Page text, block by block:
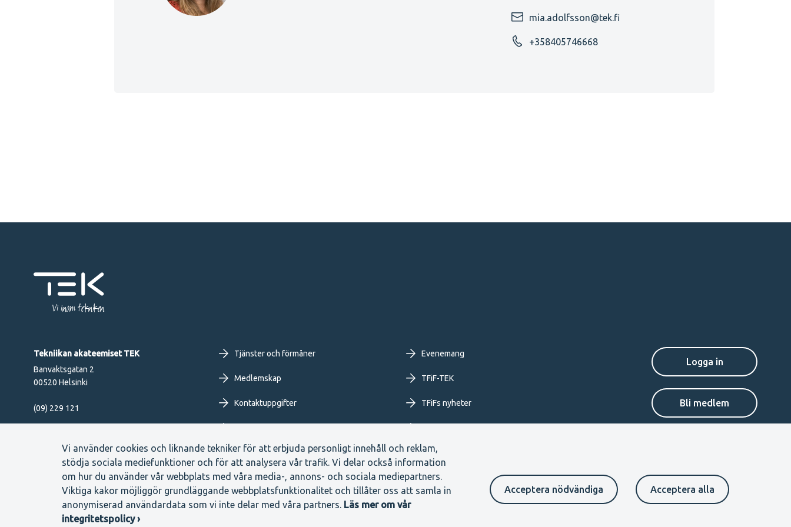
Vi använder cookies och liknande tekniker för att erbjuda personligt innehåll och reklam,
stödja sociala mediefunktioner och för att analysera vår trafik. Vi delar också information
om hur du använder vår webbplats med våra media-, annons- och sociala mediepartners.
Viktiga kakor möjliggör grundläggande webbplatsfunktionalitet och tillåter oss att samla in
anonymiserad användardata som vi inte delar med våra partners. Läs mer om vår
integritetspolicy ›
Acceptera nödvändiga Acceptera alla
mia.adolfsson@tek.fi
+358405746668
Vi inom tekniken
Tekniikan akateemiset TEK
Banvaktsgatan 2
00520 Helsinki
(09) 229 121
Footer
primary
menu
SV
Tjänster och förmåner
Medlemskap
Kontaktuppgifter
Evenemang
TFiF-TEK
TFiFs nyheter
Secondary
menu
Bli medlem
Footer
Anmälningskanal Cookie-inställningar